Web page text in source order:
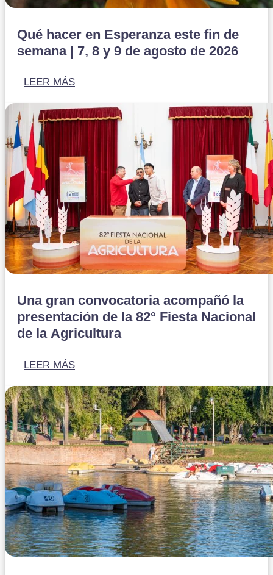
Qué hacer en Esperanza este fin de
semana | 7, 8 y 9 de agosto de 2026
LEER MÁS
Una gran convocatoria acompañó la
presentación de la 82° Fiesta Nacional
de la Agricultura
LEER MÁS